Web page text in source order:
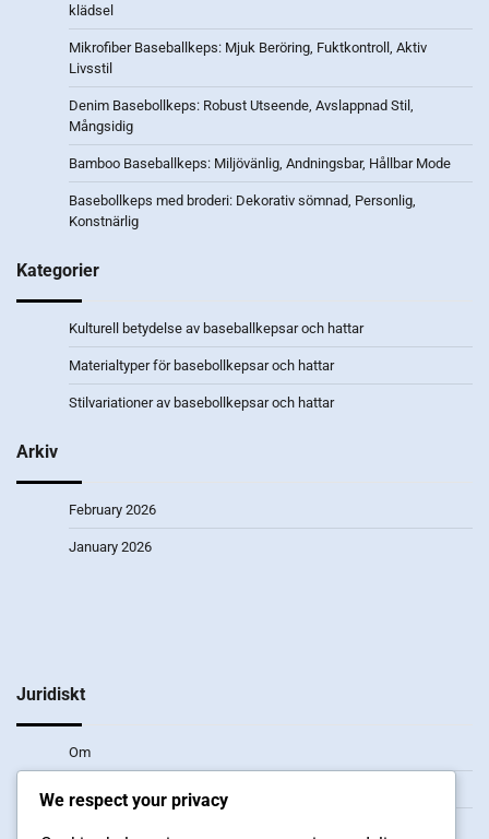
klädsel
Mikrofiber Baseballkeps: Mjuk Beröring, Fuktkontroll, Aktiv
Livsstil
Denim Basebollkeps: Robust Utseende, Avslappnad Stil,
Mångsidig
Bamboo Baseballkeps: Miljövänlig, Andningsbar, Hållbar Mode
Basebollkeps med broderi: Dekorativ sömnad, Personlig,
Konstnärlig
Kategorier
Kulturell betydelse av baseballkepsar och hattar
Materialtyper för basebollkepsar och hattar
Stilvariationer av basebollkepsar och hattar
Arkiv
February 2026
January 2026
Juridiskt
Om
We respect your privacy